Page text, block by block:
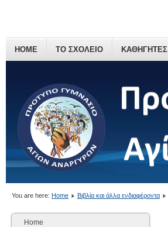
HOME ΤΟ ΣΧΟΛΕΙΟ ΚΑΘΗΓΗΤΕΣ
You are here: Home Βιβλία και άλλα ενδιαφέροντα
Home